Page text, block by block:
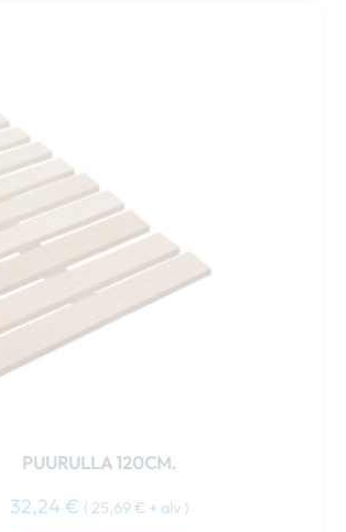
PUURULLA 120CM.
32,24 € (25,69 € + alv )